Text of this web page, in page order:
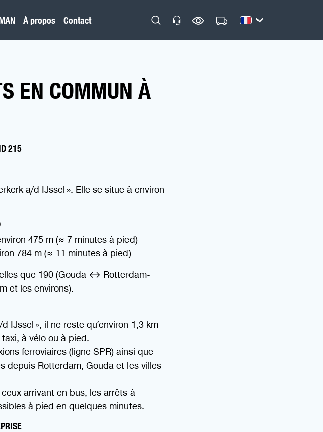
À propos Contact
EN COMMUN À
215
a/d IJssel ». Elle se situe à environ
475 m (≈ 7 minutes à pied)
784 m (≈ 11 minutes à pied)
que 190 (Gouda ↔ Rotterdam-
et les environs).
IJssel », il ne reste qu’environ 1,3 km
à vélo ou à pied.
ferroviaires (ligne SPR) ainsi que
depuis Rotterdam, Gouda et les villes
arrivant en bus, les arrêts à
à pied en quelques minutes.